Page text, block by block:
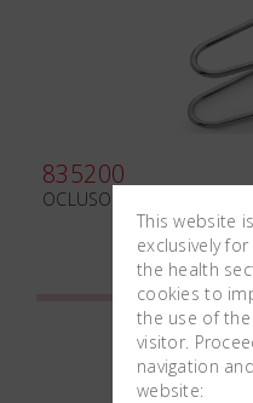
835200
OCLUSOR
This website
exclusively
the health
cookies to
the use of
visitor.
navigation
website: